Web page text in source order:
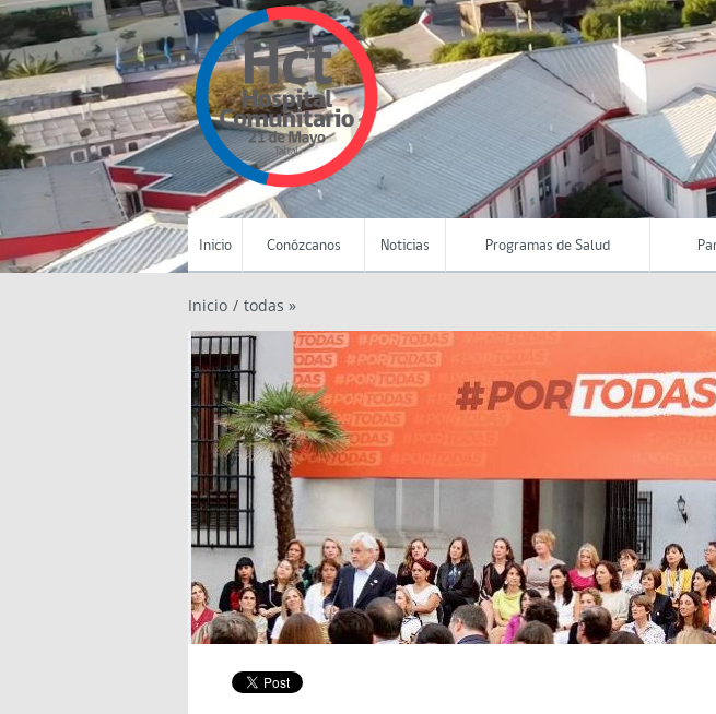
Inicio Conózcanos Noticias Programas de Salud
Inicio / todas »